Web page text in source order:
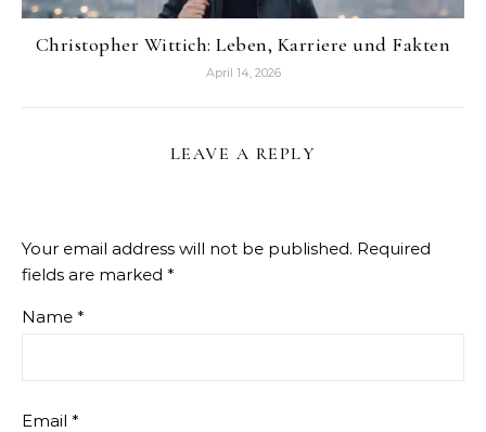
Christopher Wittich: Leben, Karriere und Fakten
April 14, 2026
LEAVE A REPLY
Your email address will not be published. Required
fields are marked *
Name *
Email *